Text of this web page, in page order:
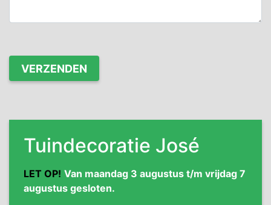
Tuindecoratie José
LET OP! Van maandag 3 augustus t/m vrijdag 7
augustus gesloten.